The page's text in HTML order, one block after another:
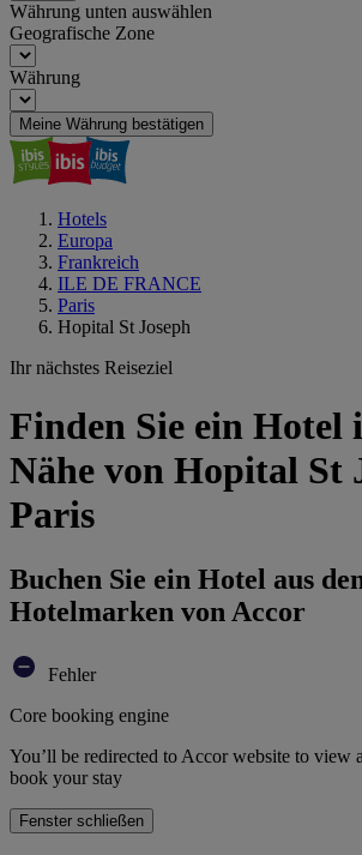
Währung unten auswählen
Geografische Zone
Währung
Meine Währung bestätigen
Hotels
Europa
Frankreich
ILE DE FRANCE
Paris
Hopital St Joseph
Ihr nächstes Reiseziel
Finden Sie ein Hotel
Nähe von Hopital St
Paris
Buchen Sie ein Hotel aus
Hotelmarken von Accor
Fehler
Core booking engine
You’ll be redirected to Accor website to view
book your stay
Fenster schließen